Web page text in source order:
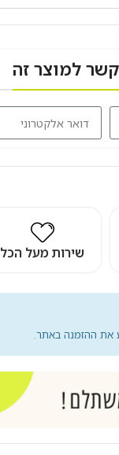
למוצר זה
שירות מעל הכל
את ההזמנה באתר.